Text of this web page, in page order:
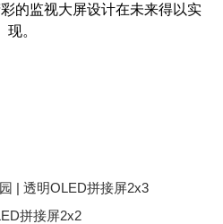
的监视大屏设计在未来得以实
现。
| 透明OLED拼接屏2x3
拼接屏2x2